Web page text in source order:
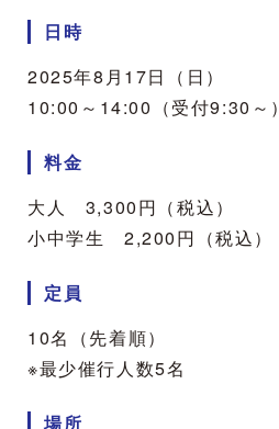
日時
2025年8月17日（日）
10:00～14:00（受付9:30～）
料金
大人 3,300円（税込）
小中学生 2,200円（税込）
定員
10名（先着順）
※最少催行人数5名
場所